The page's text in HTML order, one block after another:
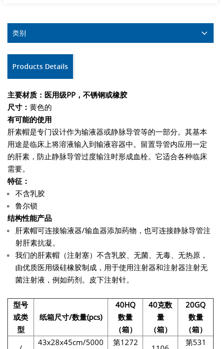
类别
Products Details
主要材质：医用级PP， 不锈钢或橡胶
尺寸： 黄色的
有可能的使用
肝素帽是专门设计作为输液器或静脉导管等的一部分。其基本
用途是临床上将溶液输入到输液容器中。留置导管内应用一定
的肝素，防止静脉导管过度输注时形成血栓。它适合各种临床
需要。
特征：
不含乳胶
鲁尔锁
结构性能产品
肝素帽可连接输液器/输血器添加药物，也可连接静脉导管注
射肝素抗凝。
我们的肝素帽（注射塞）不含乳胶、无菌、无毒、无热原，
由优质医用级硅橡胶制成，用于使用注射器和注射器注射无
菌注射液，例如药剂。皮下注射针。
型号
或类
型
纸箱尺寸/数量(pcs)
40HQ
数量
（箱）
40克数
量
（箱）
20GQ
数量
（箱）
43x28x45cm/5000 第1272 第531